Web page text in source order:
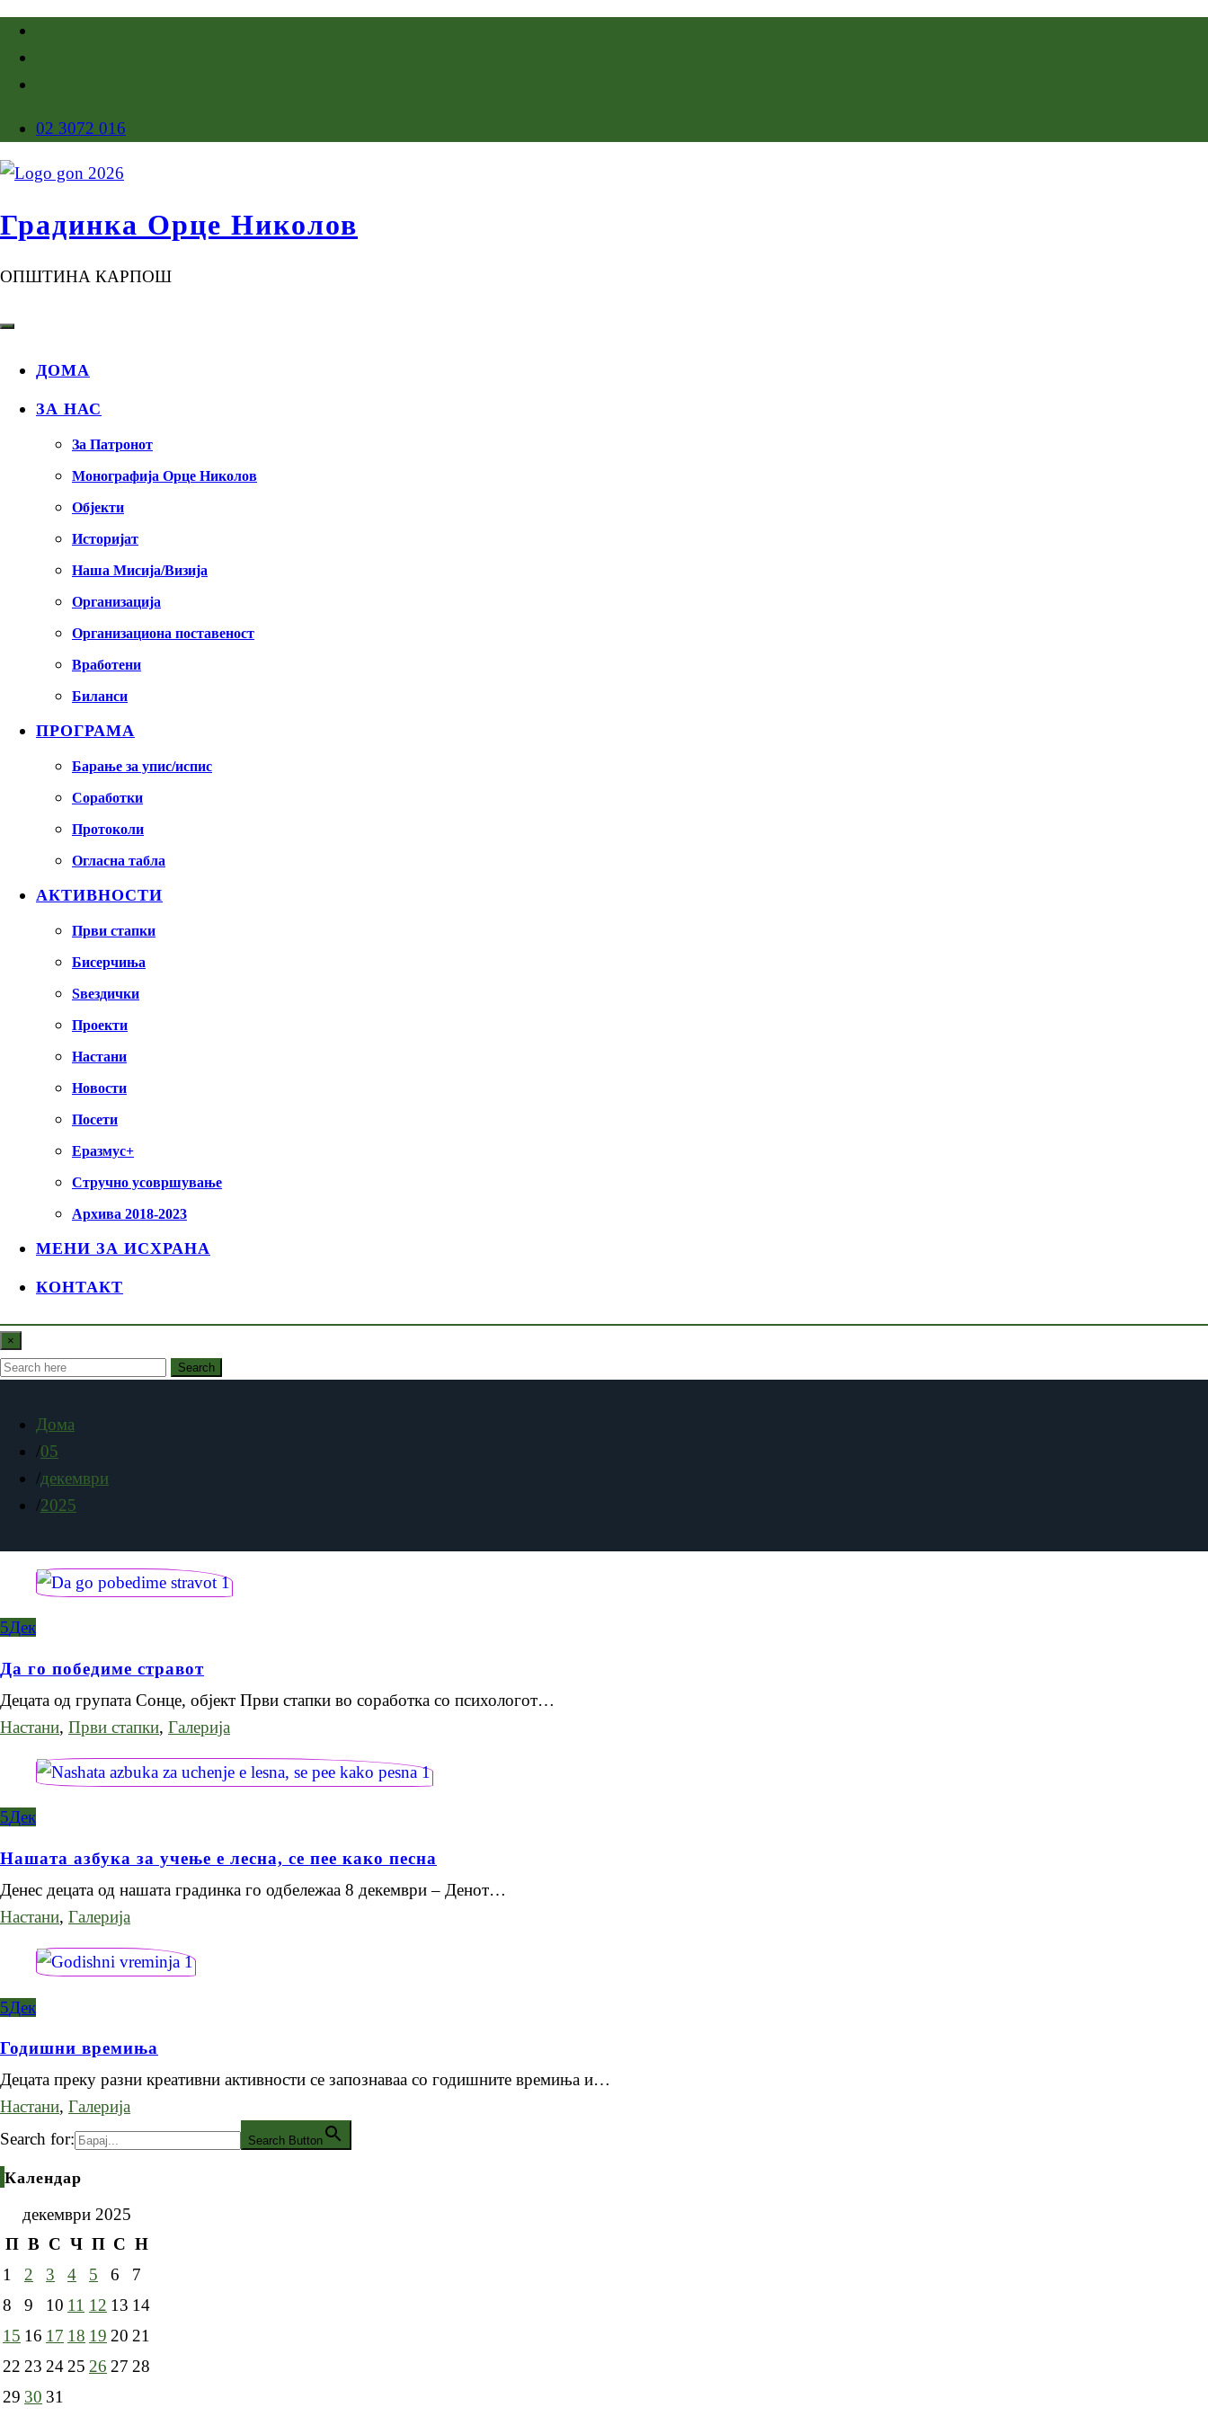
02 3072 016
Градинка Орце Николов
ОПШТИНА КАРПОШ
ДОМА
ЗА НАС
За Патронот
Монографија Орце Николов
Објекти
Историјат
Наша Мисија/Визија
Организација
Организациона поставеност
Вработени
Биланси
ПРОГРАМА
Барање за упис/испис
Соработки
Протоколи
Огласна табла
АКТИВНОСТИ
Први стапки
Бисерчиња
Ѕвездички
Проекти
Настани
Новости
Посети
Еразмус+
Стручно усовршување
Архива 2018-2023
МЕНИ ЗА ИСХРАНА
КОНТАКТ
×
Search
Дома
05
декември
2025
5Дек
Да го победиме стравот
Децата од групата Сонце, објект Први стапки во соработка со психологот…
Настани, Први стапки, Галерија
5Дек
Нашата азбука за учење е лесна, се пее како песна
Денес децата од нашата градинка го одбележаа 8 декември – Денот…
Настани, Галерија
5Дек
Годишни времиња
Децата преку разни креативни активности се запознаваа со годишните времиња и…
Настани, Галерија
Search for:
Search Button
Календар
декември 2025
П В С Ч П С Н
1
2 3 4 5 6
7
8
9 10 11 12 13 14
15 16 17 18 19 20 21
22 23 24 25 26 27 28
29 30 31